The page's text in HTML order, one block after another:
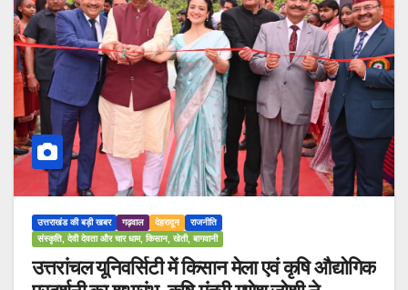
उत्तराखंड की बड़ी खबर गढ़वाल देहरादून
राजनीति
संस्कृति, देवी देवता और चार धाम, किसान, खेती, बागवानी
उत्तरांचल यूनिवर्सिटी में किसान मेला एवं कृषि औद्योगिक